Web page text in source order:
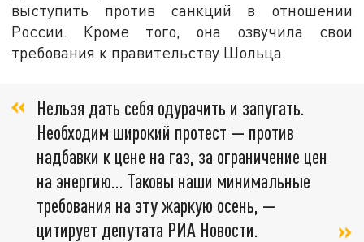
выступить против санкций в отношении
России. Кроме того, она озвучила свои
требования к правительству Шольца.
Нельзя дать себя одурачить и запугать.
Необходим широкий протест — против
надбавки к цене на газ, за ограничение цен
на энергию... Таковы наши минимальные
требования на эту жаркую осень, —
цитирует депутата РИА Новости.